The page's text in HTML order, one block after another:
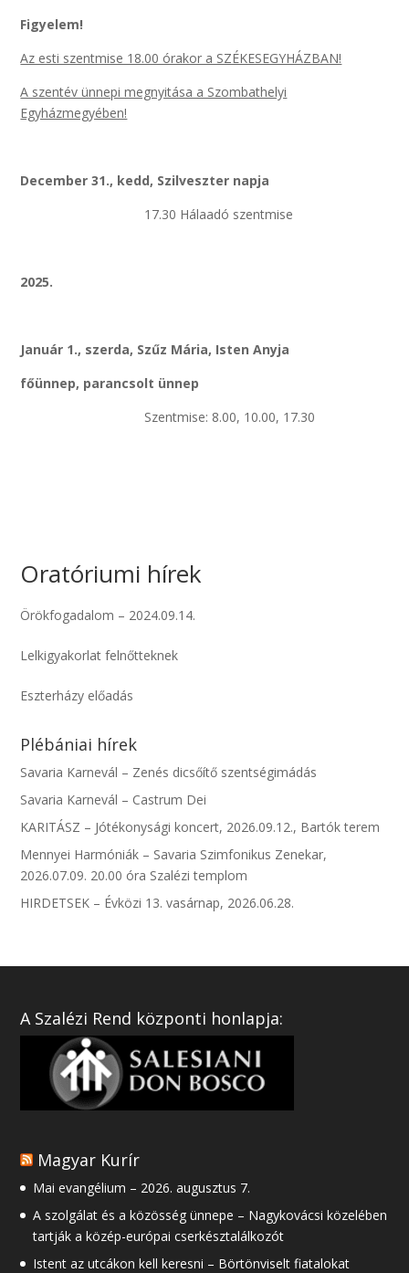
Figyelem!
Az esti szentmise 18.00 órakor a SZÉKESEGYHÁZBAN!
A szentév ünnepi megnyitása a Szombathelyi
Egyházmegyében!
December 31., kedd, Szilveszter napja
17.30 Hálaadó szentmise
2025.
Január 1., szerda, Szűz Mária, Isten Anyja
főünnep, parancsolt ünnep
Szentmise: 8.00, 10.00, 17.30
Oratóriumi hírek
Örökfogadalom – 2024.09.14.
Lelkigyakorlat felnőtteknek
Eszterházy előadás
Plébániai hírek
Savaria Karnevál – Zenés dicsőítő szentségimádás
Savaria Karnevál – Castrum Dei
KARITÁSZ – Jótékonysági koncert, 2026.09.12., Bartók terem
Mennyei Harmóniák – Savaria Szimfonikus Zenekar,
2026.07.09. 20.00 óra Szalézi templom
HIRDETSEK – Évközi 13. vasárnap, 2026.06.28.
A Szalézi Rend központi honlapja:
Magyar Kurír
Mai evangélium – 2026. augusztus 7.
A szolgálat és a közösség ünnepe – Nagykovácsi közelében
tartják a közép-európai cserkésztalálkozót
Istent az utcákon kell keresni – Börtönviselt fiatalokat